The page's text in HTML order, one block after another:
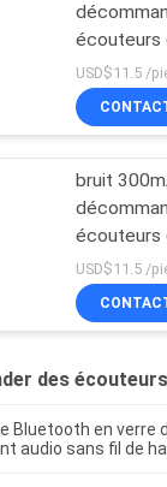
écouteurs
USD$11.5 /
bruit
écouteurs
USD$11.5 /
des
Bluetooth en verre
audio sans fil de